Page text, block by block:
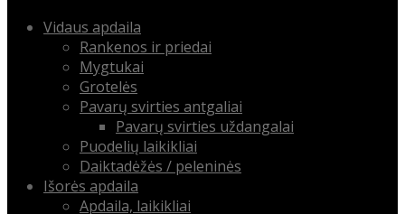
Skip Vidaus apdaila
Rankenos ir priedai
Mygtukai
Grotelės
Pavarų svirties antgaliai
Pavarų svirties uždangalai
Puodelių laikikliai
Daiktadėžės / peleninės
Išorės apdaila
Apdaila, laikikliai